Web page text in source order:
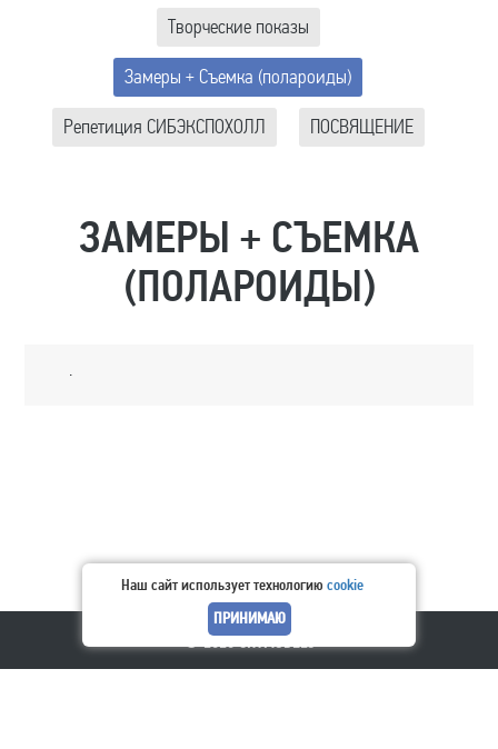
Творческие показы
Замеры + Съемка (полароиды)
Репетиция СИБЭКСПОХОЛЛ ПОСВЯЩЕНИЕ
ЗАМЕРЫ + СЪЕМКА
(ПОЛАРОИДЫ)
.
© 2026 SKYMODELS
Наш сайт использует технологию cookie